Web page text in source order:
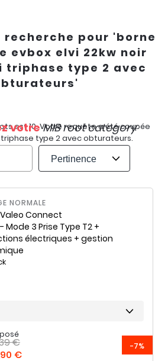
recherche pour 'borne
evbox elvi 22kw noir
triphase type 2 avec
est 10. Votre requête a été coupée
type 2 avec obturateurs.
votreMIB root category
NORMALE
Valeo Connect
Mode 3 Prise Type T2 +
électriques + gestion
€
€
-7%